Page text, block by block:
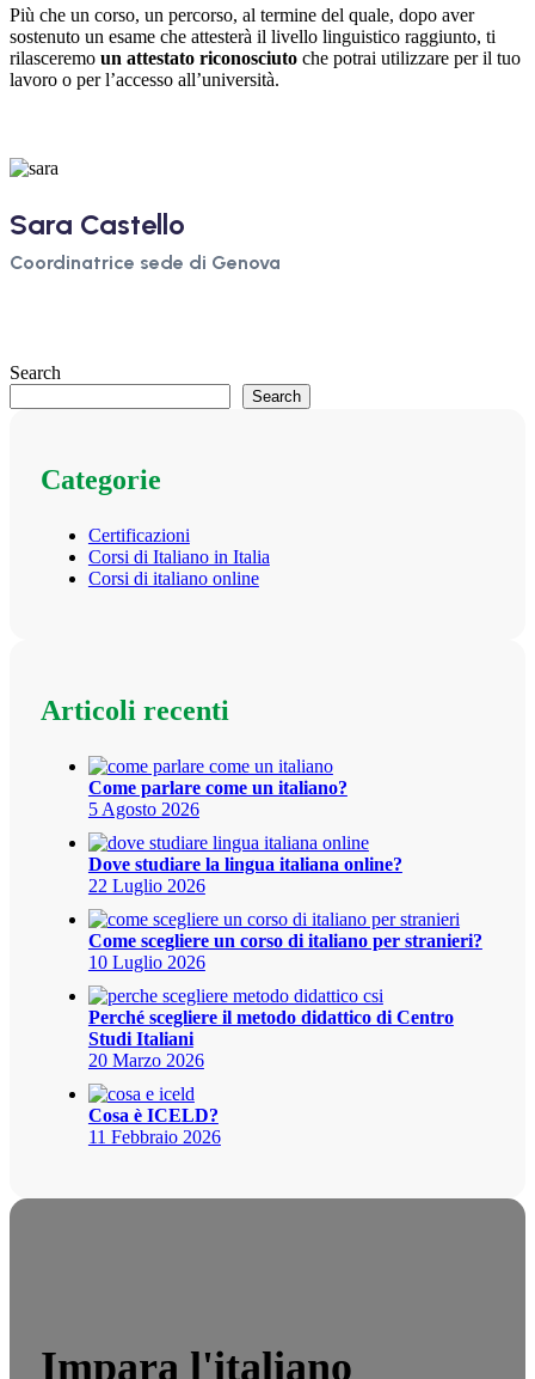
Più che un corso, un percorso, al termine del quale, dopo aver
sostenuto un esame che attesterà il livello linguistico raggiunto, ti
rilasceremo un attestato riconosciuto che potrai utilizzare per il tuo
lavoro o per l’accesso all’università.
Sara Castello
Coordinatrice sede di Genova
Search
Search
Categorie
Certificazioni
Corsi di Italiano in Italia
Corsi di italiano online
Articoli recenti
Come parlare come un italiano?
5 Agosto 2026
Dove studiare la lingua italiana online?
22 Luglio 2026
Come scegliere un corso di italiano per stranieri?
10 Luglio 2026
Perché scegliere il metodo didattico di Centro
Studi Italiani
20 Marzo 2026
Cosa è ICELD?
11 Febbraio 2026
Impara l'italiano